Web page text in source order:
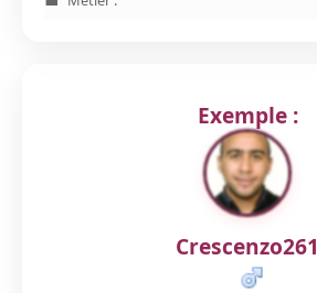
Exemple :
Crescenzo261